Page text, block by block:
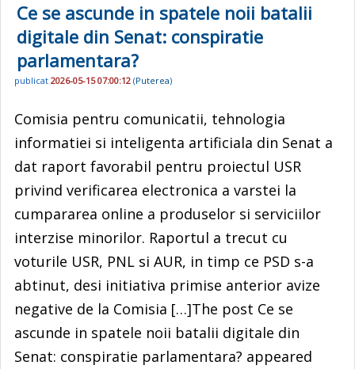
Ce se ascunde in spatele noii batalii
digitale din Senat: conspiratie
parlamentara?
publicat 2026-05-15 07:00:12 (Puterea)
Comisia pentru comunicatii, tehnologia
informatiei si inteligenta artificiala din Senat a
dat raport favorabil pentru proiectul USR
privind verificarea electronica a varstei la
cumpararea online a produselor si serviciilor
interzise minorilor. Raportul a trecut cu
voturile USR, PNL si AUR, in timp ce PSD s-a
abtinut, desi initiativa primise anterior avize
negative de la Comisia […]The post Ce se
ascunde in spatele noii batalii digitale din
Senat: conspiratie parlamentara? appeared